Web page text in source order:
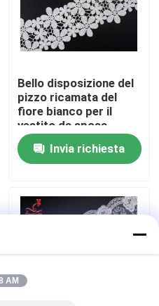
Bello disposizione del
pizzo ricamata del
fiore bianco per il
vestito da sposa
Invia richiesta
AM